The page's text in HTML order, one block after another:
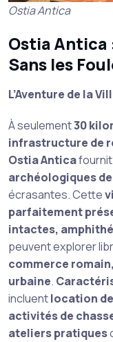
Ostia Antica
Ostia Antica
Sans les
L’Aventure de la
À seulement30
infrastructure de
Ostia Anticafournit
archéologiques
écrasantes. Cette
parfaitement
intactes,
peuvent explorer
commerce
urbaine.
incluentlocation
activités de
ateliers pratiques